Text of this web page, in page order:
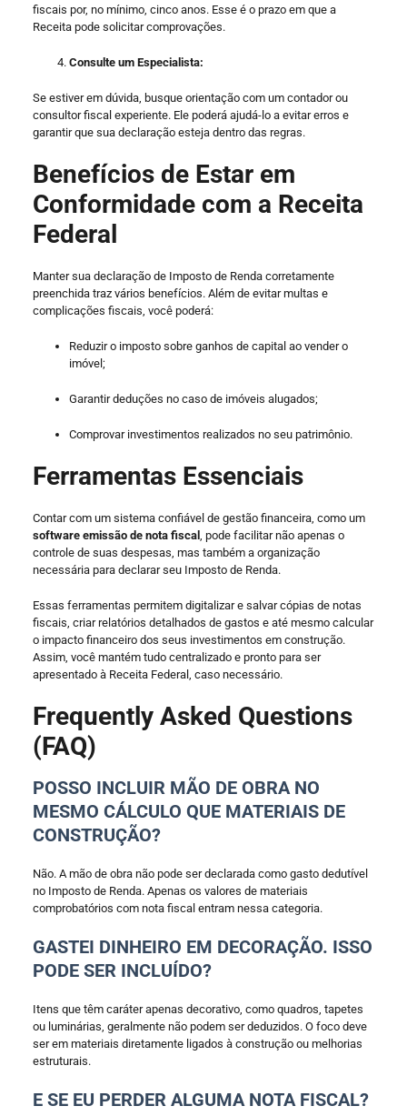
fiscais por, no mínimo, cinco anos. Esse é o prazo em que a
Receita pode solicitar comprovações.
Consulte um Especialista:
Se estiver em dúvida, busque orientação com um contador ou
consultor fiscal experiente. Ele poderá ajudá-lo a evitar erros e
garantir que sua declaração esteja dentro das regras.
Benefícios de Estar em
Conformidade com a Receita
Federal
Manter sua declaração de Imposto de Renda corretamente
preenchida traz vários benefícios. Além de evitar multas e
complicações fiscais, você poderá:
Reduzir o imposto sobre ganhos de capital ao vender o
imóvel;
Garantir deduções no caso de imóveis alugados;
Comprovar investimentos realizados no seu patrimônio.
Ferramentas Essenciais
Contar com um sistema confiável de gestão financeira, como um
software emissão de nota fiscal, pode facilitar não apenas o
controle de suas despesas, mas também a organização
necessária para declarar seu Imposto de Renda.
Essas ferramentas permitem digitalizar e salvar cópias de notas
fiscais, criar relatórios detalhados de gastos e até mesmo calcular
o impacto financeiro dos seus investimentos em construção.
Assim, você mantém tudo centralizado e pronto para ser
apresentado à Receita Federal, caso necessário.
Frequently Asked Questions
(FAQ)
POSSO INCLUIR MÃO DE OBRA NO
MESMO CÁLCULO QUE MATERIAIS DE
CONSTRUÇÃO?
Não. A mão de obra não pode ser declarada como gasto dedutível
no Imposto de Renda. Apenas os valores de materiais
comprobatórios com nota fiscal entram nessa categoria.
GASTEI DINHEIRO EM DECORAÇÃO. ISSO
PODE SER INCLUÍDO?
Itens que têm caráter apenas decorativo, como quadros, tapetes
ou luminárias, geralmente não podem ser deduzidos. O foco deve
ser em materiais diretamente ligados à construção ou melhorias
estruturais.
E SE EU PERDER ALGUMA NOTA FISCAL?